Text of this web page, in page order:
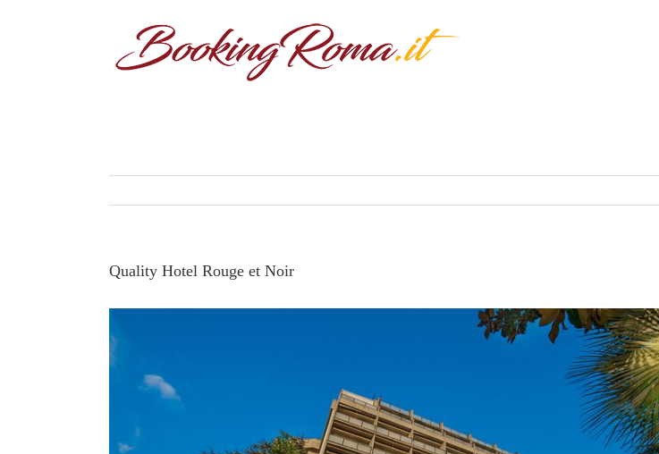
Quality Hotel Rouge et Noir
Larger
Image